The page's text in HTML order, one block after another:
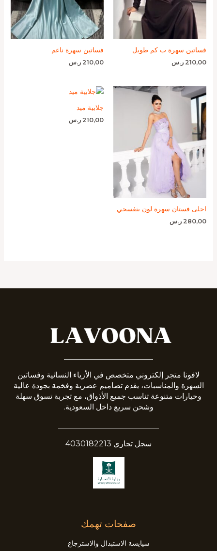
فساتين سهرة ب كم طويل
210,00 ر.س
فساتين سهرة ناعم
210,00 ر.س
احلى فستان سهرة لون بنفسجي
280,00 ر.س
جلابية ميد
210,00 ر.س
لافونا متجر إلكتروني متخصص في الأزياء النسائية وفساتين
السهرة والمناسبات، يقدم تصاميم عصرية وفخمة بجودة عالية
وخيارات متنوعة تناسب جميع الأذواق، مع تجربة تسوق سهلة
وشحن سريع داخل السعودية.
سجل تجاري 4030182213
صفحات تهمك
سيايسة الاستبدال والاسترجاع